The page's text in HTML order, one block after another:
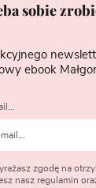
sobie
ebook
zgodę na
nasz regulamin